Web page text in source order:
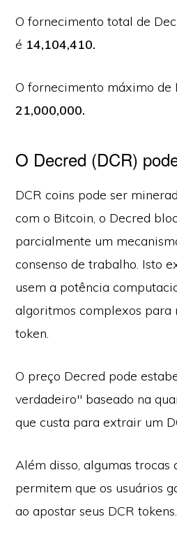
O fornecimento total de
é 14,104,410.
O fornecimento máximo de
21,000,000.
O Decred (DCR)
DCR coins pode ser
com o Bitcoin, o Decred
parcialmente um
consenso de trabalho. Isto
usem a potência
algoritmos complexos para
token.
O preço Decred pode
verdadeiro" baseado na
que custa para extrair um
Além disso, algumas trocas
permitem que os usuários
ao apostar seus DCR tokens.